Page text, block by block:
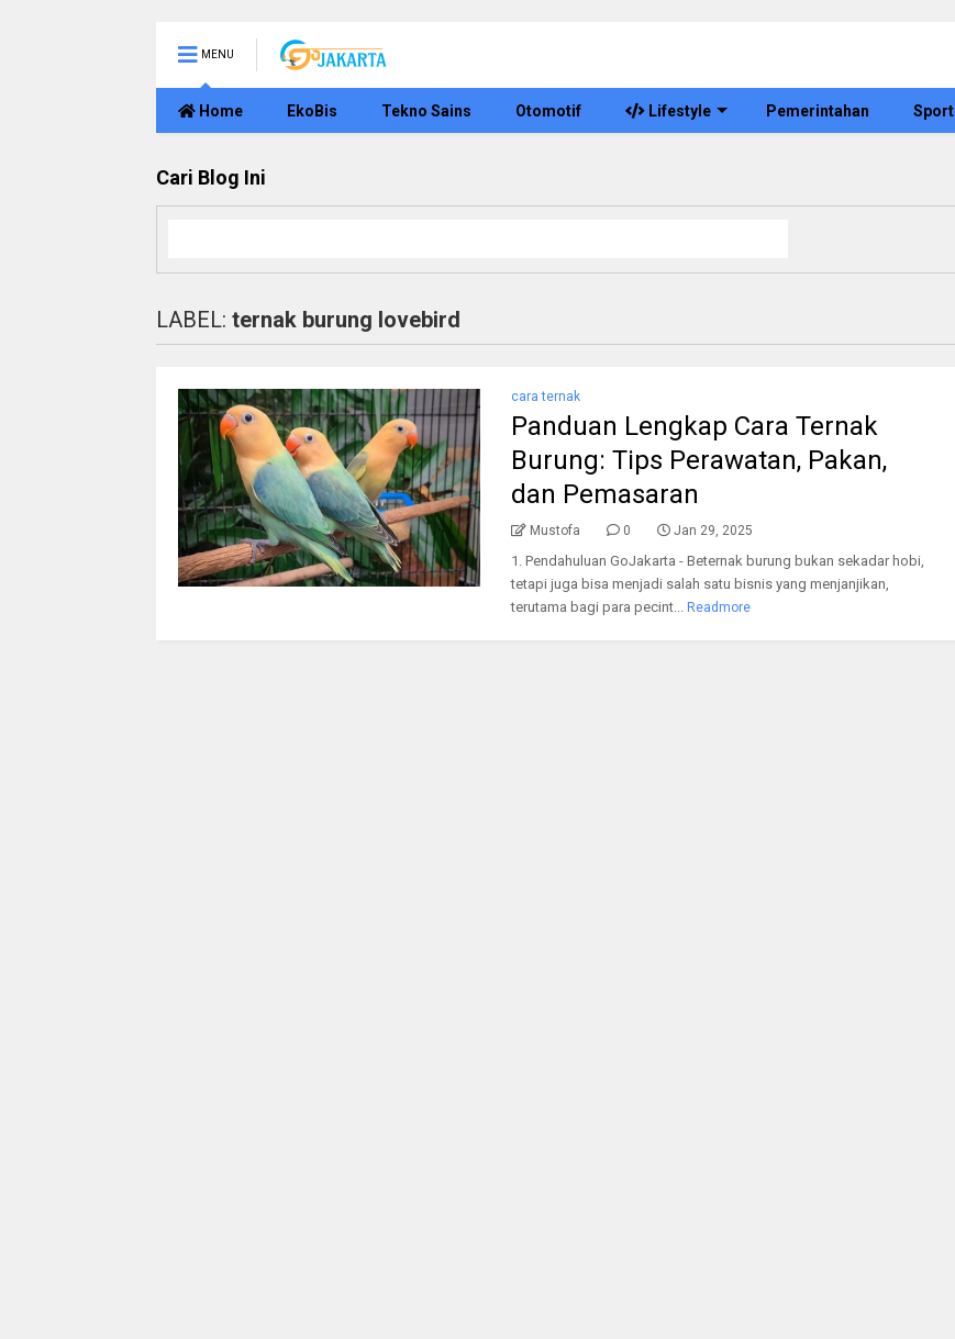
MENU
Home EkoBis Tekno Sains Otomotif Lifestyle Pemerintahan Sport
Cari Blog Ini
LABEL: ternak burung lovebird
cara ternak
Panduan Lengkap Cara Ternak
Burung: Tips Perawatan, Pakan,
dan Pemasaran
Mustofa 0 Jan 29, 2025
1. Pendahuluan GoJakarta - Beternak burung bukan sekadar hobi,
tetapi juga bisa menjadi salah satu bisnis yang menjanjikan,
terutama bagi para pecint...
Readmore